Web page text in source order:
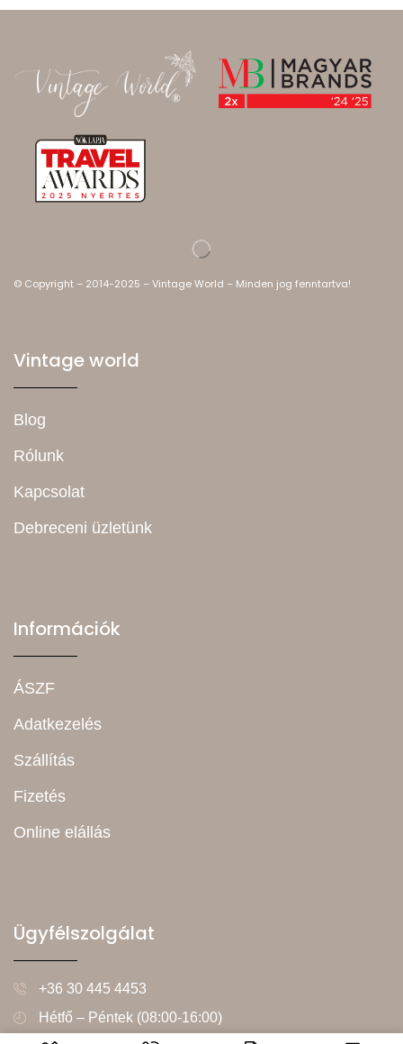
© Copyright – 2014-2025 – Vintage World – Minden jog fenntartva!
Vintage world
Blog
Rólunk
Kapcsolat
Debreceni üzletünk
Információk
ÁSZF
Adatkezelés
Szállítás
Fizetés
Online elállás
Ügyfélszolgálat
+36 30 445 4453
Hétfő – Péntek (08:00-16:00)